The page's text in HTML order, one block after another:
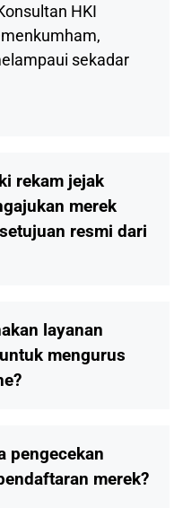
HKI
sekadar
rekam jejak
merek
resmi dari
layanan
mengurus
pengecekan
merek?